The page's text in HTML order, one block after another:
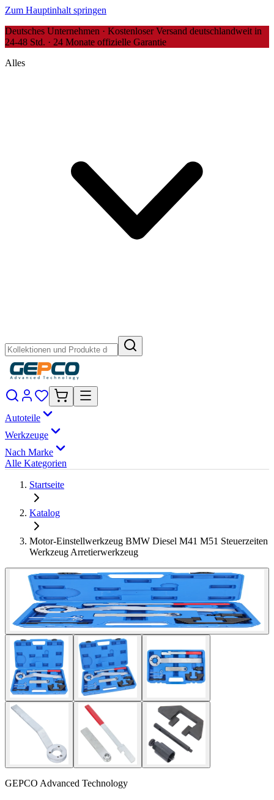
Zum Hauptinhalt springen
Deutsches Unternehmen · Kostenloser Versand deutschlandweit in
24-48 Std. · 24 Monate offizielle Garantie
Alles
Autoteile
Werkzeuge
Nach Marke
Alle Kategorien
Startseite
Katalog
Motor-Einstellwerkzeug BMW Diesel M41 M51 Steuerzeiten
Werkzeug Arretierwerkzeug
GEPCO Advanced Technology